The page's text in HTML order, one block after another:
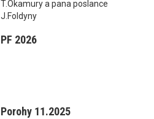
T.Okamury a pana poslance
J.Foldyny
PF 2026
Porohy 11.2025